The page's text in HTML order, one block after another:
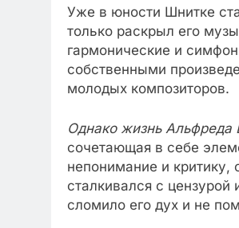
Уже в юности Шнитке
только раскрыл его
гармонические и
собственными
молодых композиторов.
Однако жизнь Альфреда
сочетающая в себе
непонимание и критику,
сталкивался с
сломило его дух и не